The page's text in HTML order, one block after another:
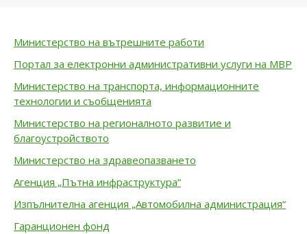
Министерство на вътрешните работи
Портал за електронни административни услуги на МВР
Министерство на транспорта, информационните
технологии и съобщенията
Министерство на регионалното развитие и
благоустройството
Министерство на здравеопазването
Агенция „Пътна инфраструктура“
Изпълнителна агенция „Автомобилна администрация“
Гаранционен фонд